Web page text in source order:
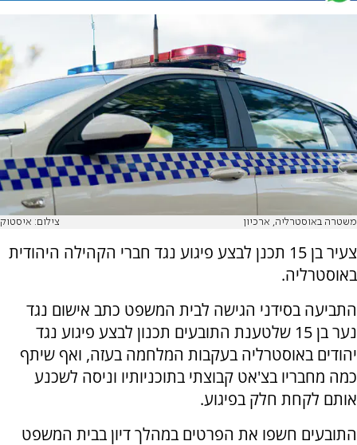
משטרה באוסטרליה, ארכיון צילום: איסטוק
צעיר בן 15 תכנן לבצע פיגוע נגד חברי הקהילה היהודית
באוסטרליה.
התביעה בסידני הגישה לבית המשפט כתב אישום נגד
נער בן 15 שלטענת התובעים תכנון לבצע פיגוע נגד
יהודים באוסטרליה בעקבות המלחמה בעזה, ואף שיתף
כמה מחבריו בצ'אט קבוצתי בתוכניותיו וניסה לשכנע
אותם לקחת חלק בפיגוע.
התובעים חשפו את הפרטים במהלך דיון בבית המשפט